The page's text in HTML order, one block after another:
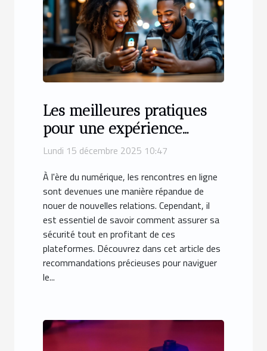
Les meilleures pratiques
pour une expérience
sécurisée de rencontres en
Lundi 15 décembre 2025 10:47
À l'ère du numérique, les rencontres en ligne
sont devenues une manière répandue de
nouer de nouvelles relations. Cependant, il
est essentiel de savoir comment assurer sa
sécurité tout en profitant de ces
plateformes. Découvrez dans cet article des
recommandations précieuses pour naviguer
le...